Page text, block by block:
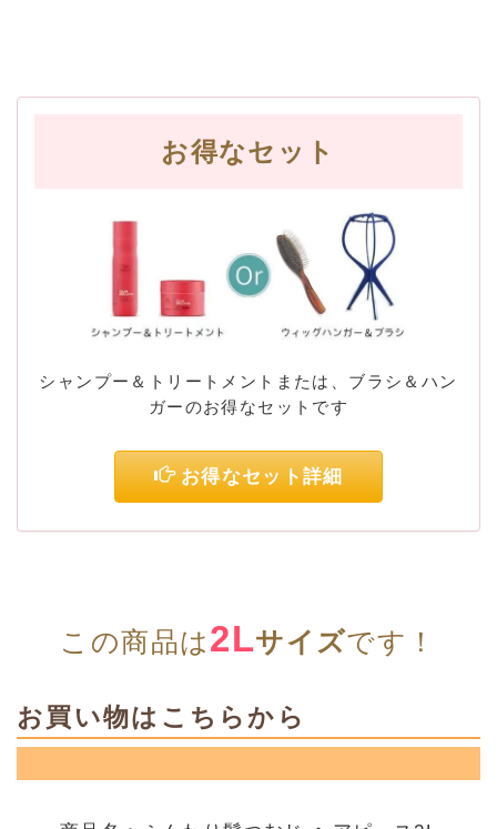
お得なセット
シャンプー＆トリートメントまたは、ブラシ＆ハン
ガーのお得なセットです
お得なセット詳細
この商品は2Lサイズです！
お買い物はこちらから